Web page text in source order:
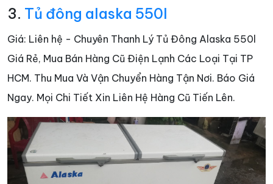
3. Tủ đông alaska 550l
Giá: Liên hệ - Chuyên Thanh Lý Tủ Đông Alaska 550l
Giá Rẻ, Mua Bán Hàng Cũ Điện Lạnh Các Loại Tại TP
HCM. Thu Mua Và Vận Chuyển Hàng Tận Nơi. Báo Giá
Ngay. Mọi Chi Tiết Xin Liên Hệ Hàng Cũ Tiến Lên.